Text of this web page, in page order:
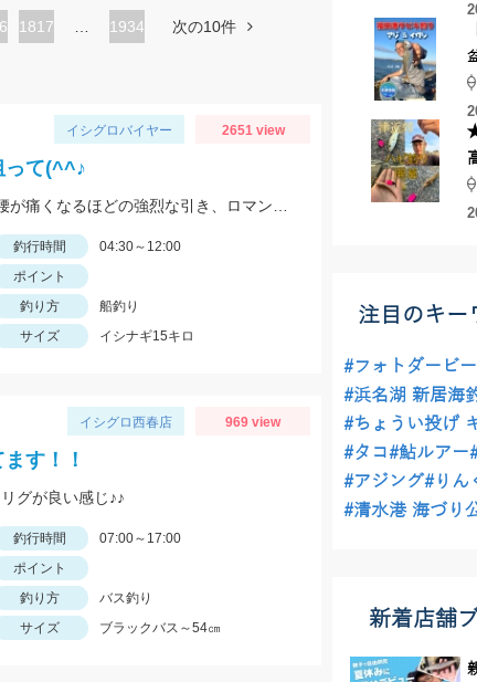
ペ
1817 1934 次の10件
イシグロバイヤー 2651 view
って(^^♪
釣行時間
04:30～12:00
ポイント
釣り方
船釣り
サイズ イシナギ15キロ
イシグロ西春店 969 view
す！！
グが良い感じ♪♪
釣行時間
07:00～17:00
ポイント
釣り方
バス釣り
サイズ ブラックバス～54㎝
注目のキー
#フォトダービー
#浜名湖 新居海
#ちょうい投げ
#タコ#鮎ルアー
#アジング#りん
#清水港 海づり
新着店舗